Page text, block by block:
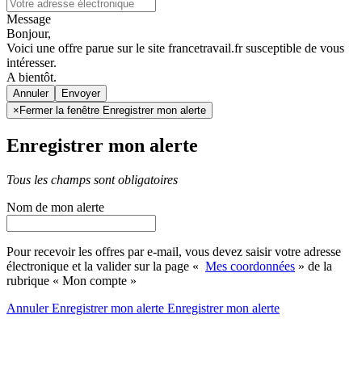
Message
Bonjour,
Voici une offre parue sur le site francetravail.fr susceptible de vous
intéresser.
A bientôt.
Annuler
× Fermer la fenêtre Enregistrer mon alerte
Enregistrer mon alerte
Tous les champs sont obligatoires
Nom de mon alerte
Pour recevoir les offres par e-mail, vous devez saisir votre adresse
électronique et la valider sur la page « Mes coordonnées » de la
rubrique « Mon compte »
AnnulerEnregistrer mon alerte Enregistrermon alerte